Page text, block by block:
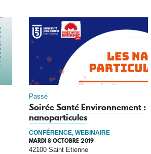
Passé
Soirée Santé Environnement :
nanoparticules
CONFÉRENCE, WEBINAIRE
MARDI 8 OCTOBRE 2019
42100 Saint Etienne